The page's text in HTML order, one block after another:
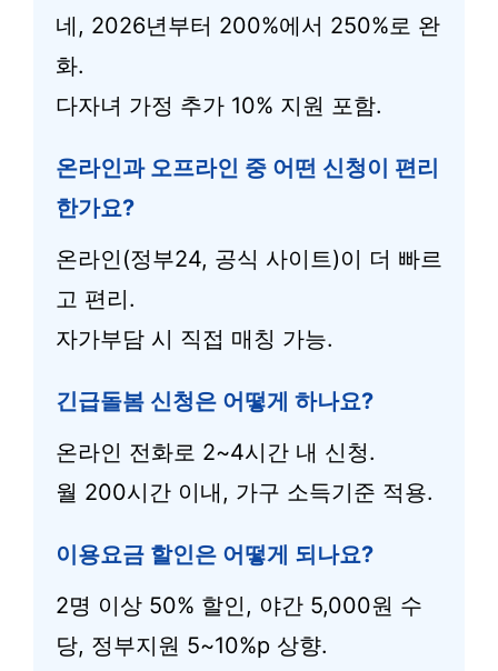
네, 2026년부터 200%에서 250%로 완
화.
다자녀 가정 추가 10% 지원 포함.
온라인과 오프라인 중 어떤 신청이 편리
한가요?
온라인(정부24, 공식 사이트)이 더 빠르
고 편리.
자가부담 시 직접 매칭 가능.
긴급돌봄 신청은 어떻게 하나요?
온라인 전화로 2~4시간 내 신청.
월 200시간 이내, 가구 소득기준 적용.
이용요금 할인은 어떻게 되나요?
2명 이상 50% 할인, 야간 5,000원 수
당, 정부지원 5~10%p 상향.